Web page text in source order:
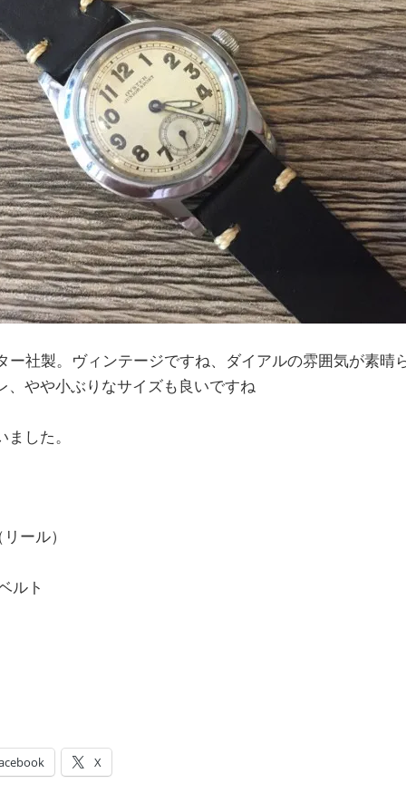
ー社製。ヴィンテージですね、ダイアルの雰囲気が素晴
、やや小ぶりなサイズも良いですね
した。
ール）
ルト
X